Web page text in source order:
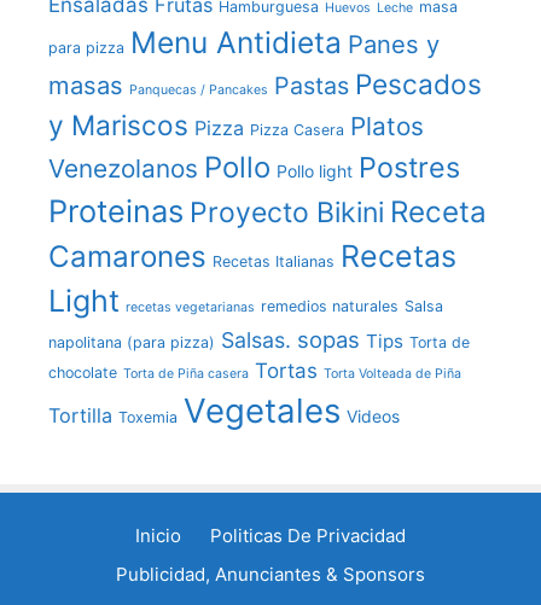
Hamburguesa Huevos Leche masa
para pizza Menu Antidieta Panes y
masas Panquecas / Pancakes Pastas Pescados
y Mariscos Pizza Pizza Casera Platos
Venezolanos Pollo Pollo light Postres
Proteinas Proyecto Bikini Receta
Camarones Recetas Italianas Recetas
Light recetas vegetarianas remedios naturales Salsa
napolitana (para pizza) Salsas. sopas Tips Torta de
chocolate Torta de Piña casera Tortas Torta Volteada de Piña
Tortilla Toxemia Vegetales Videos
Inicio
Politicas De Privacidad
Publicidad, Anunciantes & Sponsors